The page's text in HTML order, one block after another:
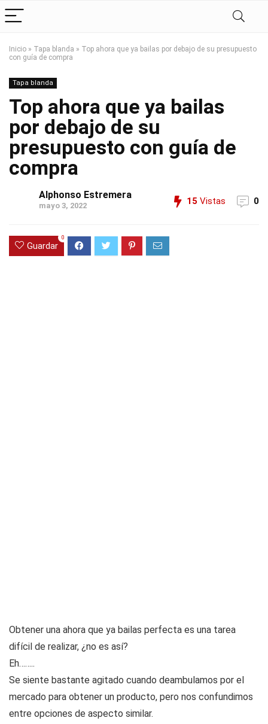
Inicio » Tapa blanda » Top ahora que ya bailas por debajo de su presupuesto
con guía de compra
Tapa blanda
Top ahora que ya bailas
por debajo de su
presupuesto con guía de
compra
Alphonso Estremera
mayo 3, 2022 15 Vistas 0
Guardar
0
Obtener una ahora que ya bailas perfecta es una tarea
difícil de realizar, ¿no es así?
Eh……..
Se siente bastante agitado cuando deambulamos por el
mercado para obtener un producto, pero nos confundimos
entre opciones de aspecto similar.